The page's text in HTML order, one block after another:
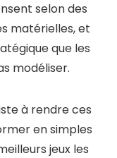
selon des
matérielles, et
que les
modéliser.
à rendre ces
en simples
jeux les